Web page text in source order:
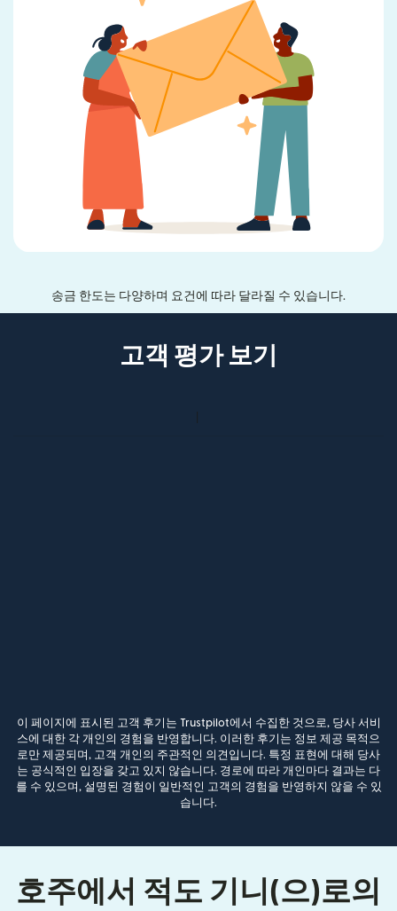
송금 한도는 다양하며 요건에 따라 달라질 수 있습니다.
고객 평가 보기
이 페이지에 표시된 고객 후기는 Trustpilot에서 수집한 것으로, 당사 서비
스에 대한 각 개인의 경험을 반영합니다. 이러한 후기는 정보 제공 목적으
로만 제공되며, 고객 개인의 주관적인 의견입니다. 특정 표현에 대해 당사
는 공식적인 입장을 갖고 있지 않습니다. 경로에 따라 개인마다 결과는 다
를 수 있으며, 설명된 경험이 일반적인 고객의 경험을 반영하지 않을 수 있
습니다.
호주에서 적도 기니(으)로의